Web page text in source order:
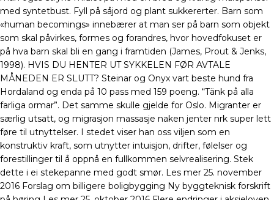
med syntetbust. Fyll på såjord og plant sukkererter. Barn som
«human becomings» innebærer at man ser på barn som objekt
som skal påvirkes, formes og forandres, hvor hovedfokuset er
på hva barn skal bli en gang i framtiden (James, Prout & Jenks,
1998). HVIS DU HENTER UT SYKKELEN FØR AVTALE
MÅNEDEN ER SLUTT? Steinar og Onyx vart beste hund fra
Hordaland og enda på 10 pass med 159 poeng. “Tänk på alla
farliga ormar”. Det samme skulle gjelde for Oslo. Migranter er
særlig utsatt, og migrasjon massasje naken jenter nrk super lett
føre til utnyttelser. I stedet viser han oss viljen som en
konstruktiv kraft, som utnytter intuisjon, drifter, følelser og
forestillinger til å oppnå en fullkommen selvrealisering. Stek
dette i ei stekepanne med godt smør. Les mer 25. november
2016 Forslag om billigere boligbygging Ny byggteknisk forskrift